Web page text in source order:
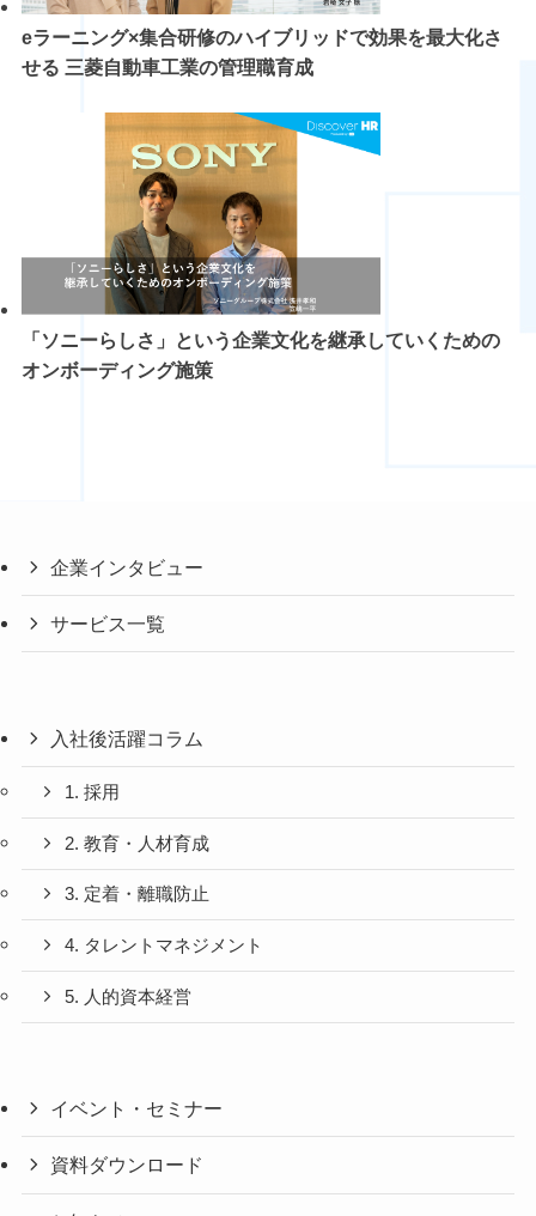
eラーニング×集合研修のハイブリッドで効果を最大化さ
せる 三菱自動車工業の管理職育成
「ソニーらしさ」という企業文化を継承していくための
オンボーディング施策
企業インタビュー
サービス一覧
入社後活躍コラム
1. 採用
2. 教育・人材育成
3. 定着・離職防止
4. タレントマネジメント
5. 人的資本経営
イベント・セミナー
資料ダウンロード